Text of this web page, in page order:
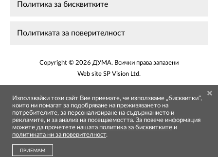
Политика за бисквитките
Политиката за поверителност
Copyright © 2026 ДУМА. Всички права запазени
Web site SP Vision Ltd.
Използвайки този сайт Вие приемате, че използваме „бисквитки",
които ни помагат за подобряване на преживяването на
потребителите, за персонализиране на съдържанието и
рекламите, и за анализ на посещаемостта. За повече информация
можете да прочетете нашата политика за бисквитките и
политиката ни за поверителност.
ПРИЕМАМ